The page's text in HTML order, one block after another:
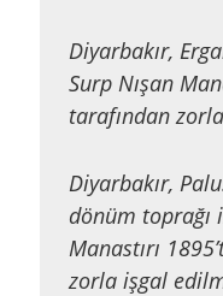
Diyarbakır,
Surp Nışan
tarafından
Diyarbakır,
dönüm toprağı
Manastırı
zorla işgal